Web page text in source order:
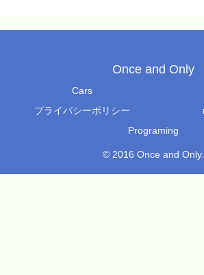
Once and Only
Cars
プライバシーポリシー
Programing
© 2016 Once and Only.